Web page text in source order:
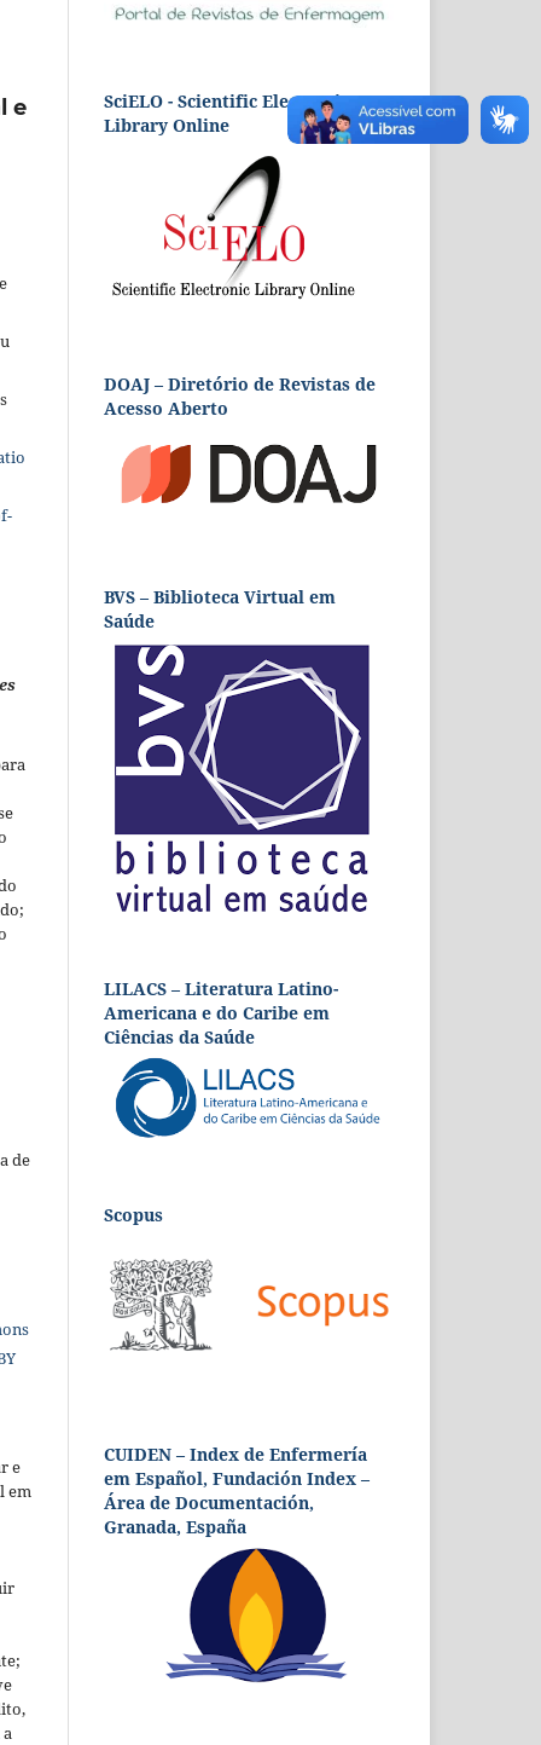
e
de
e
em
SciELO - Scientific Electronic
Library Online
DOAJ – Diretório de Revistas de
Acesso Aberto
BVS – Biblioteca Virtual em
Saúde
LILACS – Literatura Latino-
Americana e do Caribe em
Ciências da Saúde
Scopus
CUIDEN – Index de Enfermería
em Español, Fundación Index –
Área de Documentación,
Granada, España